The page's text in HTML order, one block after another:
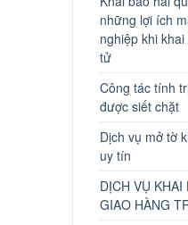
những lợi ích
nghiệp khi
tử
Công tác tính
được siết chặt
Dịch vụ mở tờ
uy tín
DỊCH VỤ KHAI
GIAO HÀNG